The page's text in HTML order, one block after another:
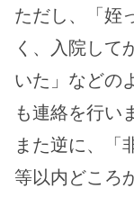
ただし、「姪
く、入院して
いた」などの
も連絡を行い
また逆に、「
等以内どころ